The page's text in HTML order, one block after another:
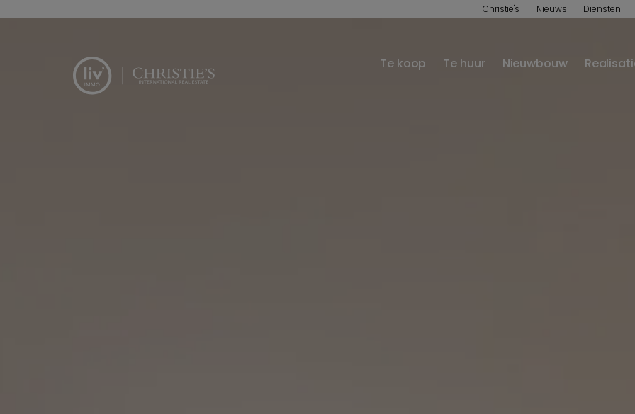
Christie's Nieuws Diensten
Te koop Te huur Nieuwbouw